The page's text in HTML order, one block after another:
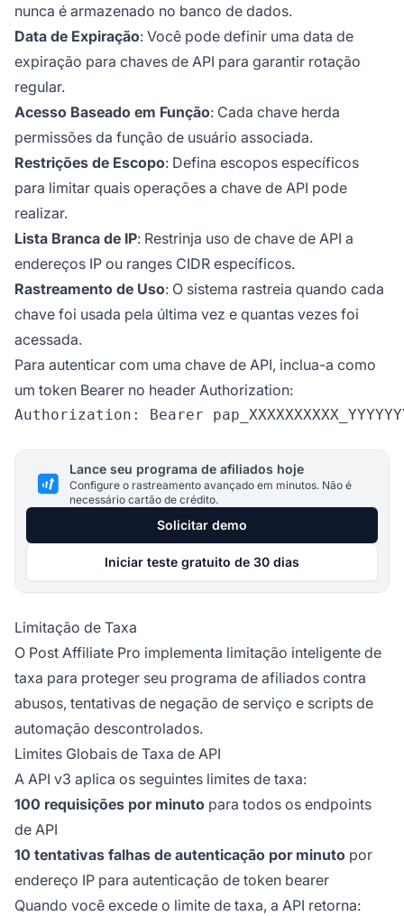
nunca é armazenado no banco de dados.
Data de Expiração: Você pode definir uma data de
expiração para chaves de API para garantir rotação
regular.
Acesso Baseado em Função: Cada chave herda
permissões da função de usuário associada.
Restrições de Escopo: Defina escopos específicos
para limitar quais operações a chave de API pode
realizar.
Lista Branca de IP: Restrinja uso de chave de API a
endereços IP ou ranges CIDR específicos.
Rastreamento de Uso: O sistema rastreia quando cada
chave foi usada pela última vez e quantas vezes foi
acessada.
Para autenticar com uma chave de API, inclua-a como
um token Bearer no header Authorization:
Lance seu programa de afiliados hoje
Configure o rastreamento avançado em minutos. Não é
necessário cartão de crédito.
Solicitar demo
Iniciar teste gratuito de 30 dias
Limitação de Taxa
O Post Affiliate Pro implementa limitação inteligente de
taxa para proteger seu programa de afiliados contra
abusos, tentativas de negação de serviço e scripts de
automação descontrolados.
Limites Globais de Taxa de API
A API v3 aplica os seguintes limites de taxa:
100 requisições por minuto para todos os endpoints
de API
10 tentativas falhas de autenticação por minuto por
endereço IP para autenticação de token bearer
Quando você excede o limite de taxa, a API retorna: